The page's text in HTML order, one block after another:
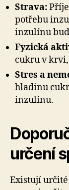
Strava:
potřebu
inzulínu
Fyzická
cukru v
Stres a
hladinu
inzulínu.
určení
Existují